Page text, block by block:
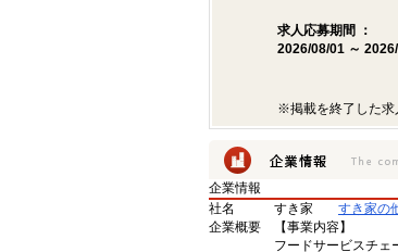
求人応募期間 ：
2026/08/01 ～
※掲載を終了した求
企業情報
社名
すき家
すき家の
企業概要
【事業内容】
フードサービスチェ